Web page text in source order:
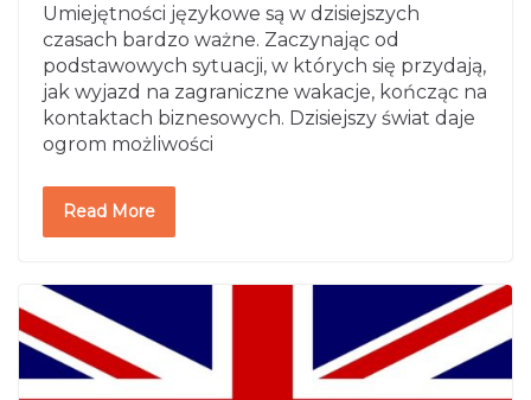
Umiejętności językowe są w dzisiejszych
czasach bardzo ważne. Zaczynając od
podstawowych sytuacji, w których się przydają,
jak wyjazd na zagraniczne wakacje, kończąc na
kontaktach biznesowych. Dzisiejszy świat daje
ogrom możliwości
Read More